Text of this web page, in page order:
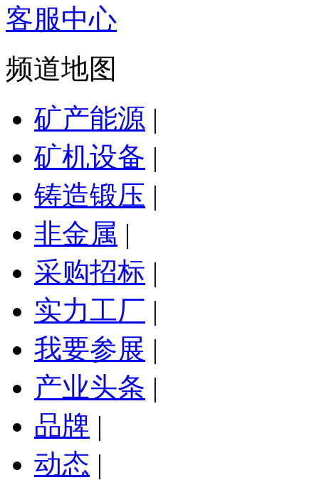
客服中心
频道地图
矿产能源 |
矿机设备 |
铸造锻压 |
非金属 |
采购招标 |
实力工厂 |
我要参展 |
产业头条 |
品牌 |
动态 |